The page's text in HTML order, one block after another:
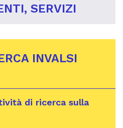
SERVIZI
INVALSI
di ricerca sulla